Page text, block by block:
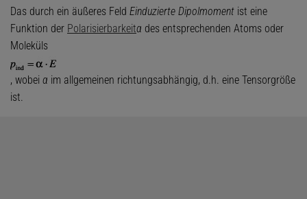
Das durch ein äußeres Feld Einduzierte Dipolmoment ist eine
Funktion der Polarisierbarkeitα des entsprechenden Atoms oder
Moleküls
, wobei α im allgemeinen richtungsabhängig, d.h. eine Tensorgröße
ist.